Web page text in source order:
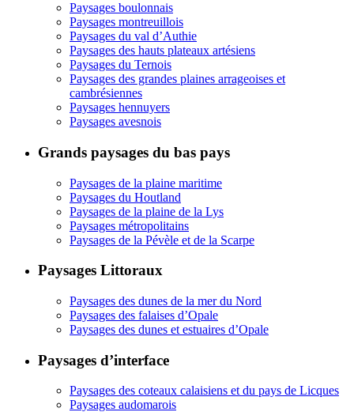
Paysages boulonnais
Paysages montreuillois
Paysages du val d’Authie
Paysages des hauts plateaux artésiens
Paysages du Ternois
Paysages des grandes plaines arrageoises et
cambrésiennes
Paysages hennuyers
Paysages avesnois
Grands paysages du bas pays
Paysages de la plaine maritime
Paysages du Houtland
Paysages de la plaine de la Lys
Paysages métropolitains
Paysages de la Pévèle et de la Scarpe
Paysages Littoraux
Paysages des dunes de la mer du Nord
Paysages des falaises d’Opale
Paysages des dunes et estuaires d’Opale
Paysages d’interface
Paysages des coteaux calaisiens et du pays de Licques
Paysages audomarois